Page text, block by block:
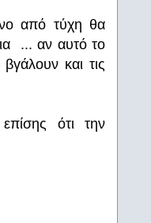
από τύχη θα
... αν αυτό το
και τις
ότι την